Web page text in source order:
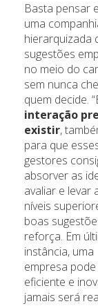
Basta pensar
uma
hierarquizada
sugestões
no meio do
sem nunca
quem decide.
interação
existir,
para que
gestores
absorver as
avaliar e levar
níveis
boas
reforça. Em
instância, uma
empresa
eficiente e
jamais será